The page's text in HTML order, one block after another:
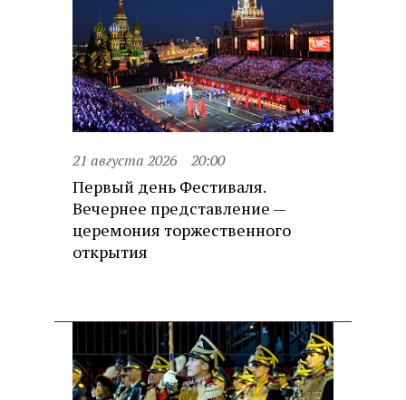
21 августа 2026 20:00
Первый день Фестиваля.
Вечернее представление —
церемония торжественного
открытия